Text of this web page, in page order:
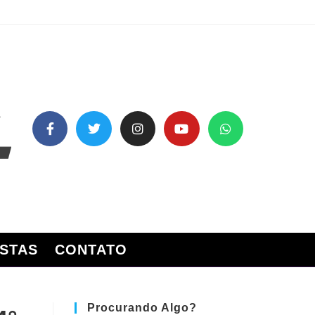
CONTATO
Procurando Algo?